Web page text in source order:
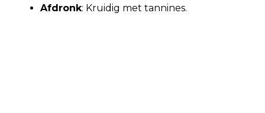
Afdronk: Kruidig met tannines.